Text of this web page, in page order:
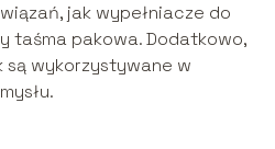
jak wypełniacze do
taśma pakowa. Dodatkowo,
są wykorzystywane w